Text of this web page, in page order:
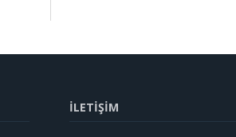
İLETİŞİM